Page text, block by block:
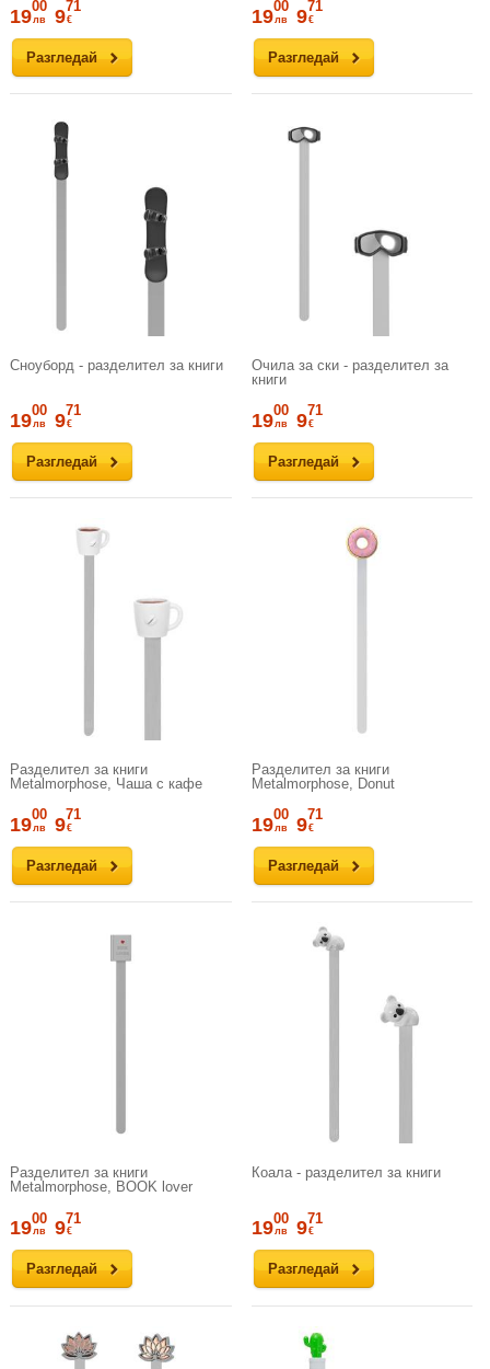
Разгледай
1900
лв 971
€
Разгледай
1900
лв 971
€
Сноуборд - разделител за книги
Разгледай
1900
лв 971
€
Очила за ски - разделител за
книги
Разгледай
1900
лв 971
€
Разделител за книги
Metalmorphose, Чаша с кафе
Разгледай
1900
лв 971
€
Разделител за книги
Metalmorphose, Donut
Разгледай
1900
лв 971
€
Разделител за книги
Metalmorphose, BOOK lover
Разгледай
1900
лв 971
€
Коала - разделител за книги
Разгледай
1900
лв 971
€